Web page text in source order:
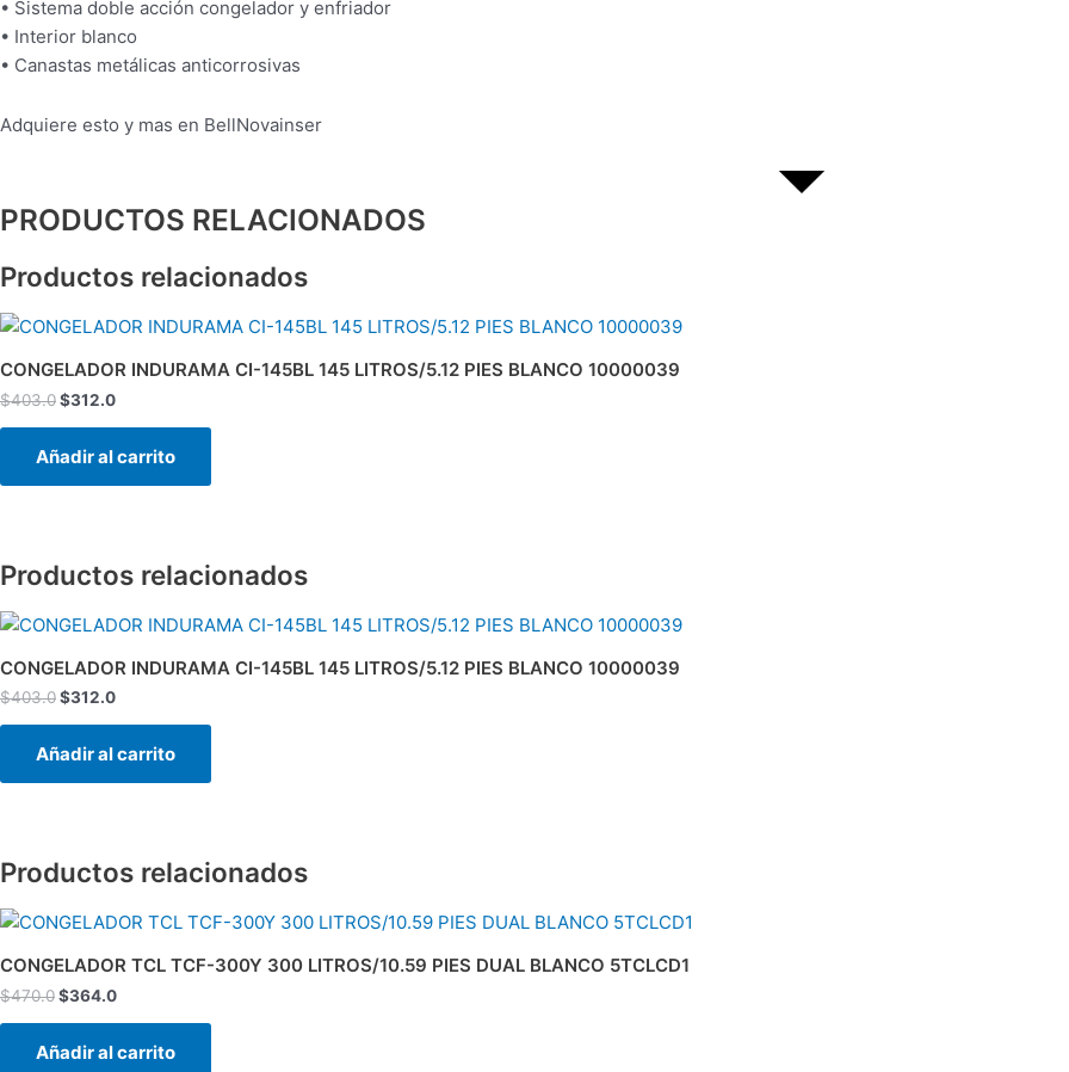
• Sistema doble acción congelador y enfriador
• Interior blanco
• Canastas metálicas anticorrosivas
Adquiere esto y mas en BellNovainser
PRODUCTOS RELACIONADOS
Productos relacionados
CONGELADOR INDURAMA CI-145BL 145 LITROS/5.12 PIES BLANCO 10000039
$403.0
El
original
era:
$403.0.
$312.0
El
actual
es:
$312.0.
Añadir al carrito
Productos relacionados
CONGELADOR INDURAMA CI-145BL 145 LITROS/5.12 PIES BLANCO 10000039
$403.0
El
precio
original
era:
$403.0.
$312.0
El
precio
actual
es:
$312.0.
Añadir al carrito
Productos relacionados
CONGELADOR TCL TCF-300Y 300 LITROS/10.59 PIES DUAL BLANCO 5TCLCD1
$470.0
El
original
era:
$470.0.
$364.0
El
actual
es:
$364.0.
Añadir al carrito